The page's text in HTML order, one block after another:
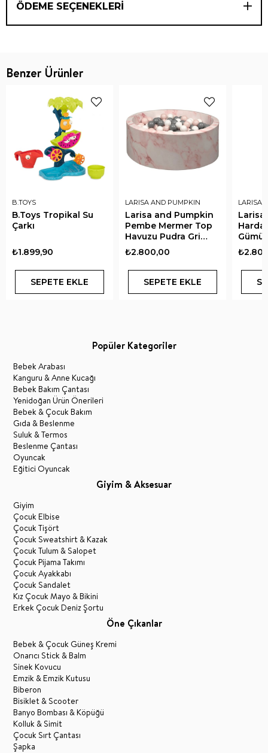
ÖDEME SEÇENEKLERI
Benzer Ürünler
B.TOYS
B.Toys Tropikal Su
Çarkı
₺1.899,90
SEPETE EKLE
LARISA AND PUMPKIN
Larisa and Pumpkin
Pembe Mermer Top
Havuzu Pudra Gri
Beyaz Top
₺2.800,00
SEPETE EKLE
LARISA
Top
Popüler Kategoriler
Bebek Arabası
Kanguru & Anne Kucağı
Bebek Bakım Çantası
Yenidoğan Ürün Önerileri
Bebek & Çocuk Bakım
Gıda & Beslenme
Suluk & Termos
Beslenme Çantası
Oyuncak
Eğitici Oyuncak
Giyim & Aksesuar
Giyim
Çocuk Elbise
Çocuk Tişört
Çocuk Sweatshirt & Kazak
Çocuk Tulum & Salopet
Çocuk Pijama Takımı
Çocuk Ayakkabı
Çocuk Sandalet
Kız Çocuk Mayo & Bikini
Erkek Çocuk Deniz Şortu
Öne Çıkanlar
Bebek & Çocuk Güneş Kremi
Onarıcı Stick & Balm
Sinek Kovucu
Emzik & Emzik Kutusu
Biberon
Bisiklet & Scooter
Banyo Bombası & Köpüğü
Kolluk & Simit
Çocuk Sırt Çantası
Şapka